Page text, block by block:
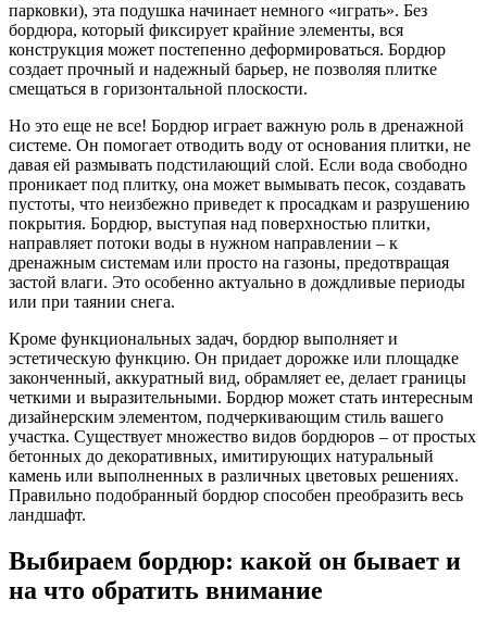
парковки), эта подушка начинает немного «играть». Без
бордюра, который фиксирует крайние элементы, вся
конструкция может постепенно деформироваться. Бордюр
создает прочный и надежный барьер, не позволяя плитке
смещаться в горизонтальной плоскости.
Но это еще не все! Бордюр играет важную роль в дренажной
системе. Он помогает отводить воду от основания плитки, не
давая ей размывать подстилающий слой. Если вода свободно
проникает под плитку, она может вымывать песок, создавать
пустоты, что неизбежно приведет к просадкам и разрушению
покрытия. Бордюр, выступая над поверхностью плитки,
направляет потоки воды в нужном направлении – к
дренажным системам или просто на газоны, предотвращая
застой влаги. Это особенно актуально в дождливые периоды
или при таянии снега.
Кроме функциональных задач, бордюр выполняет и
эстетическую функцию. Он придает дорожке или площадке
законченный, аккуратный вид, обрамляет ее, делает границы
четкими и выразительными. Бордюр может стать интересным
дизайнерским элементом, подчеркивающим стиль вашего
участка. Существует множество видов бордюров – от простых
бетонных до декоративных, имитирующих натуральный
камень или выполненных в различных цветовых решениях.
Правильно подобранный бордюр способен преобразить весь
ландшафт.
Выбираем бордюр: какой он бывает и
на что обратить внимание